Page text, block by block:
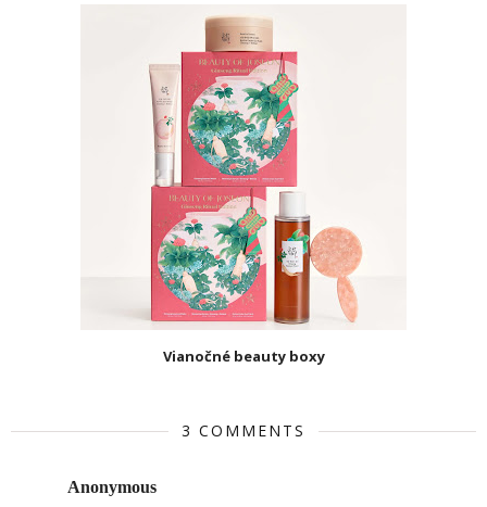
Vianočné beauty boxy
3 COMMENTS
Anonymous